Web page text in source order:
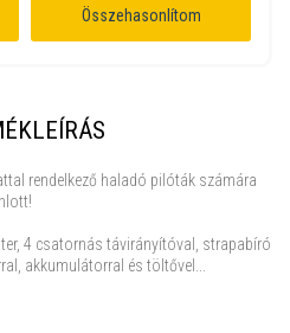
Összehasonlítom
rendelkező haladó pilóták számára
4 csatornás távirányítóval, strapabíró
akkumulátorral és töltővel...